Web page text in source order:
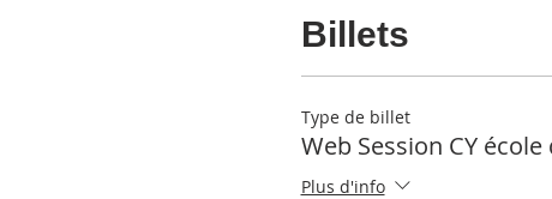
Billets
Type de billet
Web Session CY
Plus d'info